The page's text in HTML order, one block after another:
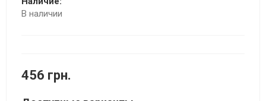
В наличии
456 грн.